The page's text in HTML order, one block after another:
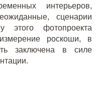
интерьеров,
сценарии
этого фотопроекта
роскоши, в
заключена в силе